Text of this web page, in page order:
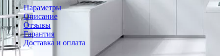
Параметры
Описание
Отзывы
Гарантия
Доставка и оплата